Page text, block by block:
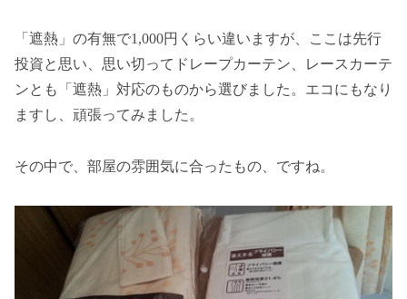
「遮熱」の有無で1,000円くらい違いますが、ここは先行
投資と思い、思い切ってドレープカーテン、レースカーテ
ンとも「遮熱」対応のものから選びました。エコにもなり
ますし、頑張ってみました。
その中で、部屋の雰囲気に合ったもの、ですね。